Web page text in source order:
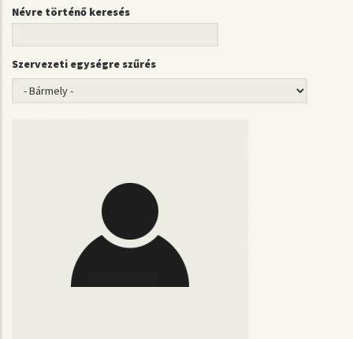
Névre történő keresés
Szervezeti egységre szűrés